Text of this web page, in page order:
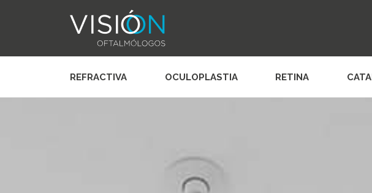
to
REFRACTIVA OCULOPLASTIA RETINA